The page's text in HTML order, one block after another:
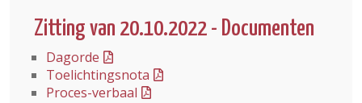
Zitting van 20.10.2022 - Documenten
Dagorde
Toelichtingsnota
Proces-verbaal